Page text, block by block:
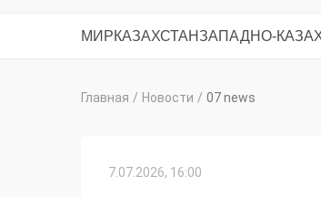
МИРКАЗАХСТАНЗАПАДНО-
Главная / Новости / 07 news
7.07.2026, 16:00